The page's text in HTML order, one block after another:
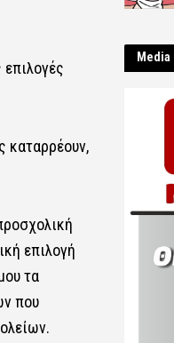
καταρρέουν,
επιλογή
τα
που
Μedia